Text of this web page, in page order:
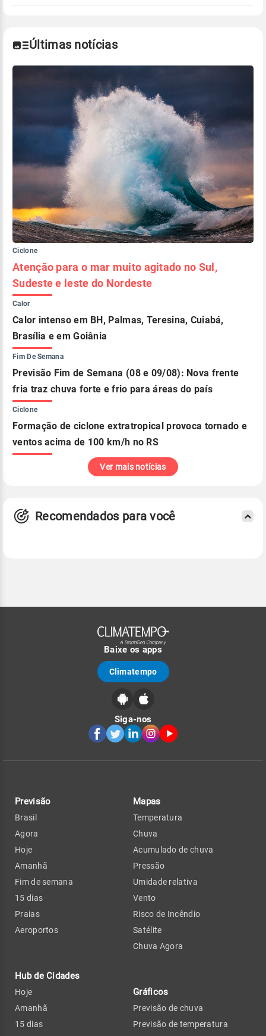
Últimas notícias
Ciclone
Atenção para o mar muito agitado no Sul,
Sudeste e leste do Nordeste
Calor
Calor intenso em BH, Palmas, Teresina, Cuiabá,
Brasília e em Goiânia
Fim De Semana
Previsão Fim de Semana (08 e 09/08): Nova frente
fria traz chuva forte e frio para áreas do país
Ciclone
Formação de ciclone extratropical provoca tornado e
ventos acima de 100 km/h no RS
Ver mais notícias
Recomendados para você
Baixe os apps
Climatempo
Siga-nos
Previsão
Brasil
Agora
Hoje
Amanhã
Fim de semana
15 dias
Praias
Aeroportos
Hub de Cidades
Hoje
Amanhã
15 dias
Mapas
Temperatura
Chuva
Acumulado de chuva
Pressão
Umidade relativa
Vento
Risco de Incêndio
Satélite
Chuva Agora
Gráficos
Previsão de chuva
Previsão de temperatura